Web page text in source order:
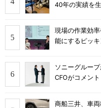
40年の実績を
現場の作業効
能にするピッ
ソニーグルー
CFOがコメント
商船三井、車